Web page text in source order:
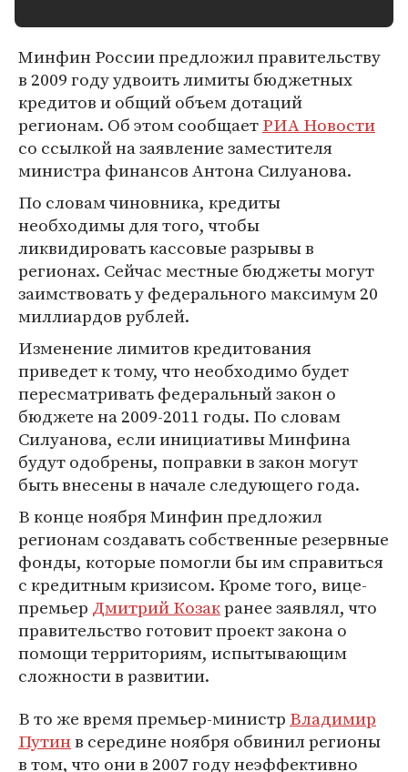
Минфин России предложил правительству
в 2009 году удвоить лимиты бюджетных
кредитов и общий объем дотаций
регионам. Об этом сообщаетРИА Новости
со ссылкой на заявление заместителя
министра финансов Антона Силуанова.
По словам чиновника, кредиты
необходимы для того, чтобы
ликвидировать кассовые разрывы в
регионах. Сейчас местные бюджеты могут
заимствовать у федерального максимум 20
миллиардов рублей.
Изменение лимитов кредитования
приведет к тому, что необходимо будет
пересматривать федеральный закон о
бюджете на 2009-2011 годы. По словам
Силуанова, если инициативы Минфина
будут одобрены, поправки в закон могут
быть внесены в начале следующего года.
В конце ноября Минфин предложил
регионам создавать собственные резервные
фонды, которые помогли бы им справиться
с кредитным кризисом. Кроме того, вице-
премьер Дмитрий Козакранее заявлял, что
правительство готовит проект закона о
помощи территориям, испытывающим
сложности в развитии.
В то же время премьер-министр Владимир
Путинв середине ноября обвинил регионы
в том, что они в 2007 году неэффективно